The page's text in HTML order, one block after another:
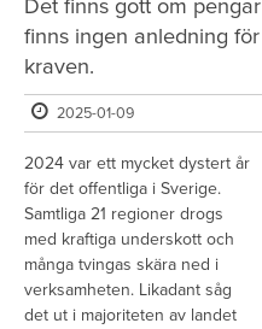
Det finns gott om
finns ingen anledning
kraven.
2025-01-09
2024 var ett mycket dystert år
för det offentliga i Sverige.
Samtliga 21 regioner drogs
med kraftiga underskott och
många tvingas skära ned i
verksamheten. Likadant såg
det ut i majoriteten av landet